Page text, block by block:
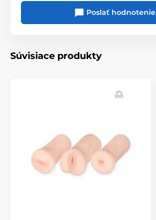
Poslať hodnotenie
Súvisiace produkty